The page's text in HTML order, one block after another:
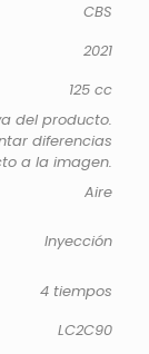
CBS
2021
125 cc
del producto.
diferencias
a la imagen.
Aire
Inyección
4 tiempos
LC2C90